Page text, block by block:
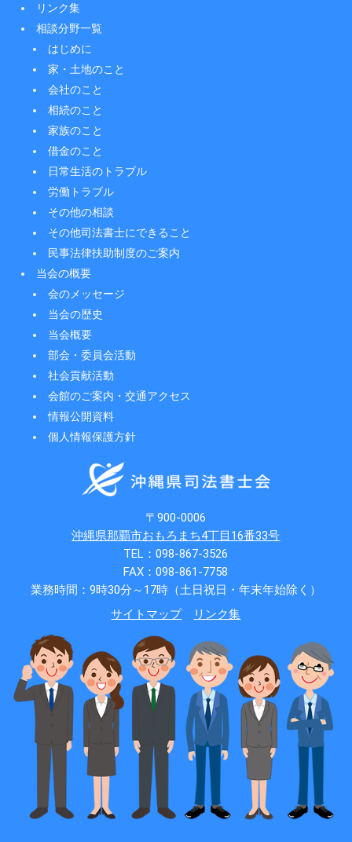
リンク集
相談分野一覧
はじめに
家・土地のこと
会社のこと
相続のこと
家族のこと
借金のこと
日常生活のトラブル
労働トラブル
その他の相談
その他司法書士にできること
民事法律扶助制度のご案内
当会の概要
会のメッセージ
当会の歴史
当会概要
部会・委員会活動
社会貢献活動
会館のご案内・交通アクセス
情報公開資料
個人情報保護方針
〒900-0006
沖縄県那覇市おもろまち4丁目16番33号
TEL：098-867-3526
FAX：098-861-7758
業務時間：9時30分～17時（土日祝日・年末年始除く）
サイトマップ
リンク集